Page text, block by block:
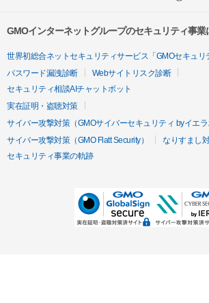
GMOインターネットグループのセキュリティ事業
世界初総合ネットセキュリティサービス「GMOセキュリ
パスワード漏洩診断
Webサイトリスク診断
セキュリティ相談AIチャットボット
実在証明・盗聴対策
サイバー攻撃対策（GMOサイバーセキュリティ byイエラ
サイバー攻撃対策（GMO Flatt Security）
なりすまし
セキュリティ事業の軌跡